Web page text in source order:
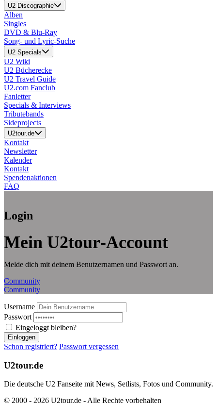
U2 Discographie
Alben
Singles
DVD & Blu-Ray
Song- und Lyric-Suche
U2 Specials
U2 Wiki
U2 Bücherecke
U2 Travel Guide
U2.com Fanclub
Fanletter
Specials & Interviews
Tributebands
Sideprojects
U2tour.de
Kontakt
Newsletter
Kalender
Kontakt
Spendenaktionen
FAQ
Login
Mein U2tour‑Account
Melde dich mit deinem Benutzernamen und Passwort an.
Community
Community
Username
Passwort
Eingeloggt bleiben?
Einloggen
Schon registriert? Passwort vergessen
U2tour.de
Die deutsche U2 Fanseite mit News, Setlists, Fotos und Community.
© 2000 - 2026 U2tour.de - Alle Rechte vorbehalten